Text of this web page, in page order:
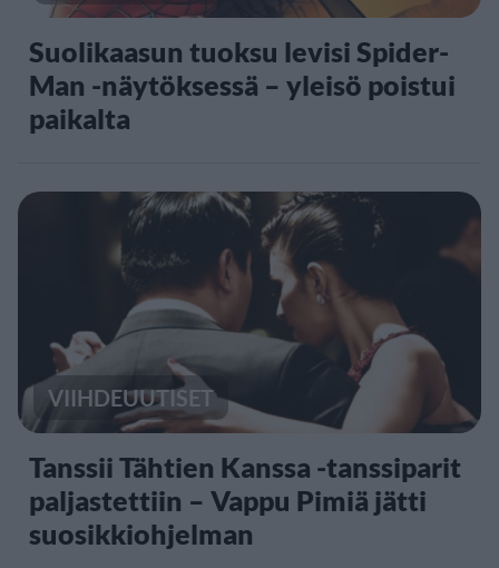
Suolikaasun tuoksu levisi Spider-
Man -näytöksessä – yleisö poistui
paikalta
VIIHDEUUTISET
Tanssii Tähtien Kanssa -tanssiparit
paljastettiin – Vappu Pimiä jätti
suosikkiohjelman